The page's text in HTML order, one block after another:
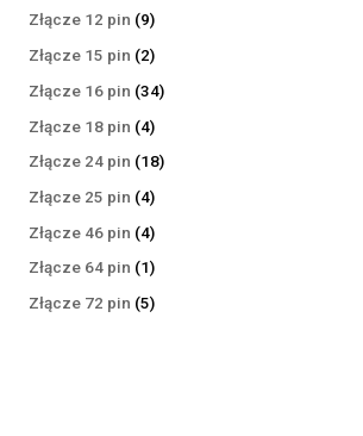
Złącze 12 pin 99
produktów
Złącze 15 pin 22
produkty
Złącze 16 pin 3434
Złącze 18 pin 44
produkty
Złącze 24 pin 1818
Złącze 25 pin 44
produkty
Złącze 46 pin 44
produkty
Złącze 64 pin 11
produkt
Złącze 72 pin 55